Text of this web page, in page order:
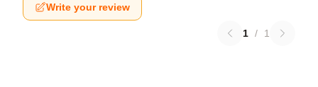
Write your review
1 / 1